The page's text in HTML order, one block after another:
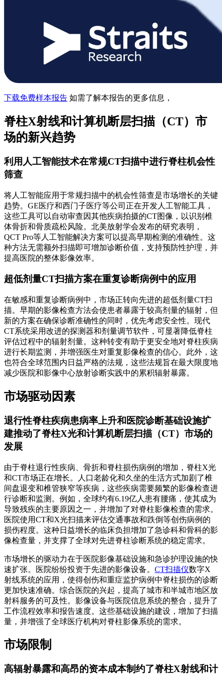
下载免费样本报告 如需了解本报告的更多信息，
脊柱X射线和计算机断层扫描（CT）市
场的新兴趋势
利用人工智能技术在常规CT扫描中进行脊柱机会性
筛查
将人工智能应用于常规扫描中的机会性筛查是市场增长的关键
趋势。GE医疗和西门子医疗等公司正在开发人工智能工具，
这些工具可以自动审查因其他疾病拍摄的CT图像，以识别椎
体骨折和骨质疏松风险。北美放射学会发布的研究表明，
QCT Pro等人工智能解决方案可以提高早期检测的准确性。这
种方法无需额外扫描即可增加诊断价值，支持预防性护理，并
提高医院的整体影像效率。
超低剂量CT扫描方案在重复诊断病例中的应用
在敏感和重复诊断病例中，市场正转向先进的超低剂量CT扫
描。早期的影像检查方法会使患者暴露于较高剂量的辐射，但
新的方案在确保诊断准确性的同时，优先考虑安全性。现代
CT系统采用改进的探测器和剂量调节软件，可显著降低脊柱
评估过程中的辐射剂量。这种转变有助于更安全地对脊柱疾病
进行长期监测，并增强医生对重复影像检查的信心。此外，这
也符合全球范围内日益严格的法规，这些法规旨在最大限度地
减少医院和影像中心放射诊断实践中的累积辐射暴露。
市场驱动因素
退行性脊柱疾病患病率上升和医院诊断基础设施扩
建推动了脊柱X光和计算机断层扫描（CT）市场的
发展
由于脊柱退行性疾病、骨折和脊柱损伤病例的增加，脊柱X光
和CT市场正在增长。人口老龄化和久坐的生活方式加剧了椎
间盘退变和椎管狭窄等疾病，这些疾病需要频繁的影像检查进
行诊断和监测。例如，全球约有6.19亿人患有腰痛，使其成为
导致残疾的主要原因之一，并增加了对脊柱影像检查的需求。
医院使用CT和X光扫描来评估交通事故和跌倒等创伤病例的
损伤程度。这种日益增长的临床负担增加了急诊科和骨科的影
像检查量，并支撑了全球对先进脊柱诊断系统的稳定需求。
市场增长的驱动力在于医院影像基础设施和急诊护理设施的快
速扩张。医院纷纷投资于先进的影像设备。 CT扫描仪数字X
射线系统的应用，使得创伤和重症监护病例中脊柱损伤的诊断
更加快速准确。综合医院的兴起，提高了城市和半城市地区放
射科服务的可及性。影像设备与医院信息系统的整合，提升了
工作流程效率和报告速度。这些基础设施的建设，增加了扫描
量，并增强了全球医疗机构对脊柱影像系统的需求。
市场限制
高辐射暴露和高昂的资本成本制约了脊柱X射线和计